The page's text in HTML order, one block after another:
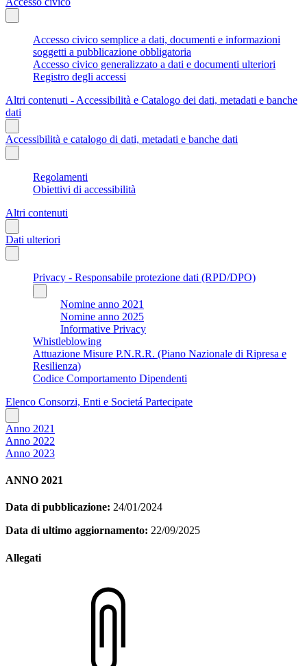
Accesso civico semplice a dati, documenti e informazioni
soggetti a pubblicazione obbligatoria
Accesso civico generalizzato a dati e documenti ulteriori
Registro degli accessi
Altri contenuti - Accessibilità e Catalogo dei dati, metadati e banche
dati
Accessibilità e catalogo di dati, metadati e banche dati
Regolamenti
Obiettivi di accessibilità
Altri contenuti
Dati ulteriori
Privacy - Responsabile protezione dati (RPD/DPO)
Nomine anno 2021
Nomine anno 2025
Informative Privacy
Whistleblowing
Attuazione Misure P.N.R.R. (Piano Nazionale di Ripresa e
Resilienza)
Codice Comportamento Dipendenti
Elenco Consorzi, Enti e Societá Partecipate
Anno 2021
Anno 2022
Anno 2023
ANNO 2021
Data di pubblicazione: 24/01/2024
Data di ultimo aggiornamento: 22/09/2025
Allegati